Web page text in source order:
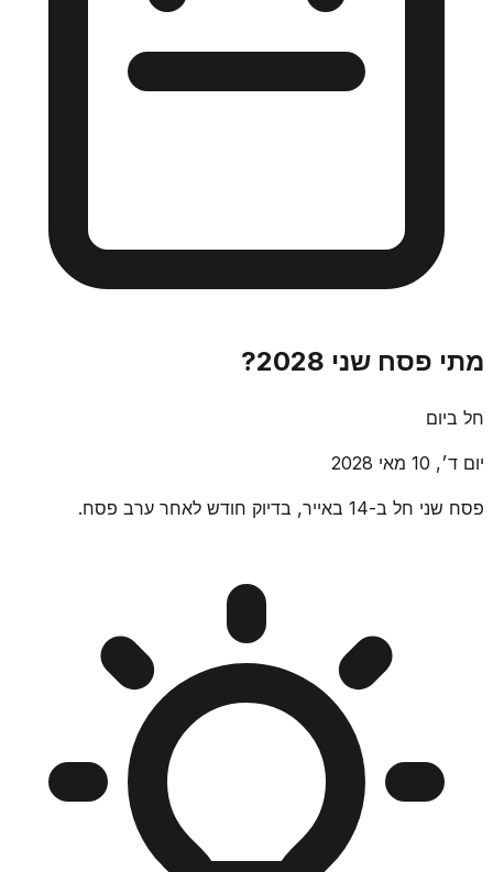
מתי פסח שני 2028?
חל ביום
יום ד׳, 10 מאי 2028
פסח שני חל ב-14 באייר, בדיוק חודש לאחר ערב פסח.